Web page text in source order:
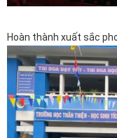
Hoàn thành xuất sắc